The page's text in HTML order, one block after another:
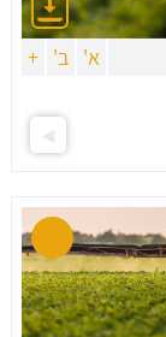
א' ב' +